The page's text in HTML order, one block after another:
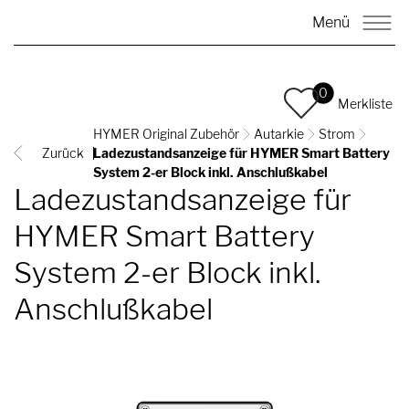
Menü
0
Merkliste
Zurück
HYMER Original Zubehör Autarkie
Strom
Ladezustandsanzeige für HYMER Smart Battery
System 2-er Block inkl. Anschlußkabel
Ladezustandsanzeige für
HYMER Smart Battery
System 2-er Block inkl.
Anschlußkabel